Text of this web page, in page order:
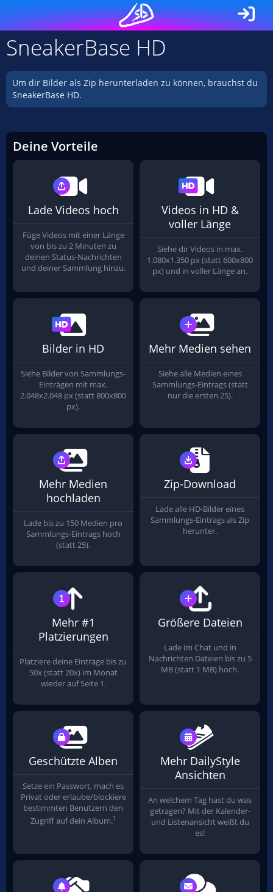
SneakerBase HD
Um dir Bilder als Zip herunterladen zu können, brauchst du
SneakerBase HD.
Deine Vorteile
Lade Videos hoch
Füge Videos mit einer Länge
von bis zu 2 Minuten zu
deinen Status-Nachrichten
und deiner Sammlung hinzu.
Videos in HD &
voller Länge
Siehe dir Videos in max.
1.080x1.350 px (statt 600x800
px) und in voller Länge an.
Bilder in HD
Siehe Bilder von Sammlungs-
Einträgen mit max.
2.048x2.048 px (statt 800x800
px).
Mehr Medien sehen
Siehe alle Medien eines
Sammlungs-Eintrags (statt
nur die ersten 25).
Mehr Medien
hochladen
Lade bis zu 150 Medien pro
Sammlungs-Eintrags hoch
(statt 25).
Zip-Download
Lade alle HD-Bilder eines
Sammlungs-Eintrags als Zip
herunter.
Mehr #1
Platzierungen
Platziere deine Einträge bis zu
50x (statt 20x) im Monat
wieder auf Seite 1.
Größere Dateien
Lade im Chat und in
Nachrichten Dateien bis zu 5
MB (statt 1 MB) hoch.
Geschützte Alben
Setze ein Passwort, mach es
Privat oder erlaube/blockiere
bestimmten Benutzern den
Zugriff auf dein Album.1
Mehr DailyStyle
Ansichten
An welchem Tag hast du was
getragen? Mit der Kalender-
und Listenansicht weißt du
es!